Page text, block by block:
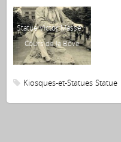
Statue Victor Massé ~
Cours de la Bôve
Kiosques-et-Statues Statue